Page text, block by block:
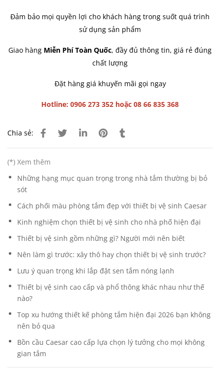
Đảm bảo mọi quyền lợi cho khách hàng trong suốt quá trình
sử dụng sản phẩm
Giao hàng Miễn Phí Toàn Quốc, đầy đủ thông tin, giá rẻ đúng
chất lượng
Đặt hàng giá khuyến mãi gọi ngay
Hotline: 0906 273 352 hoặc 08 66 835 368
Chia sẻ:
(*) Xem thêm
Những hạng mục quan trọng trong nhà tắm thường bị bỏ
sót
Cách phối màu phòng tắm đẹp với thiết bị vệ sinh Caesar
Kinh nghiệm chọn thiết bị vệ sinh cho nhà phố hiện đại
Thiết bị vệ sinh gồm những gì? Người mới nên biết
Nên làm gì trước: xây thô hay chọn thiết bị vệ sinh trước?
Lưu ý quan trọng khi lắp đặt sen tắm nóng lạnh
Thiết bị vệ sinh cao cấp và phổ thông khác nhau như thế
nào?
Top xu hướng thiết kế phòng tắm hiện đại 2026 bạn không
nên bỏ qua
Bồn cầu Caesar cao cấp lựa chọn lý tưởng cho mọi không
gian tắm